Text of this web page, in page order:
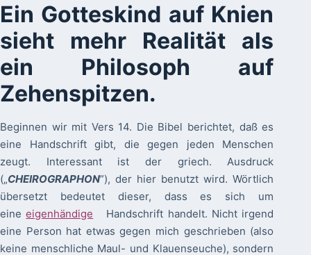
Ein Gotteskind auf Knien
sieht mehr Realität als
ein Philosoph auf
Zehenspitzen.
Beginnen wir mit Vers 14. Die Bibel berichtet, daß es
eine Handschrift gibt, die gegen jeden Menschen
zeugt. Interessant ist der griech. Ausdruck
(„CHEIROGRAPHON”), der hier benutzt wird. Wörtlich
übersetzt bedeutet dieser, dass es sich um
eineeigenhändige Handschrift handelt. Nicht irgend
eine Person hat etwas gegen mich geschrieben (also
keine menschliche Maul- und Klauenseuche), sondern